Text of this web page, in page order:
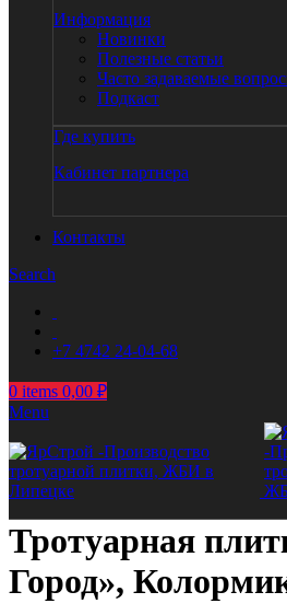
Информация
Новинки
Полезные статьи
Часто задаваемые
Подкаст
Где купить
Кабинет партнера
Контакты
Search
+7 4742 24-04-68
0 items 0,00 ₽
Menu
Тротуарная
Город»,